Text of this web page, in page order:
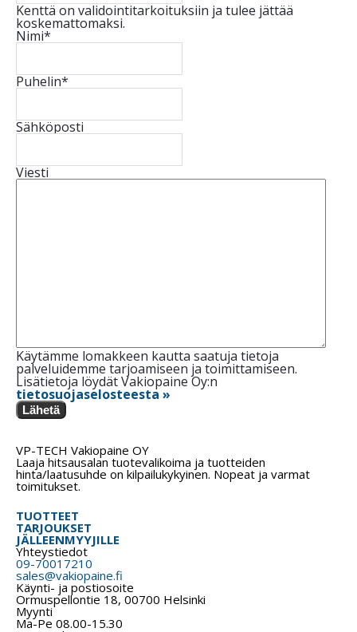
Kenttä on validointitarkoituksiin ja tulee jättää
koskemattomaksi.
Nimi*
Puhelin*
Sähköposti
Viesti
Käytämme lomakkeen kautta saatuja tietoja
palveluidemme tarjoamiseen ja toimittamiseen.
Lisätietoja löydät Vakiopaine Oy:n
tietosuojaselosteesta »
Lähetä
VP-TECH Vakiopaine OY
Laaja hitsausalan tuotevalikoima ja tuotteiden
hinta/laatusuhde on kilpailukykyinen. Nopeat ja varmat
toimitukset.
TUOTTEET
TARJOUKSET
JÄLLEENMYYJILLE
Yhteystiedot
09-70017210
sales@vakiopaine.fi
Käynti- ja postiosoite
Ormuspellontie 18, 00700 Helsinki
Myynti
Ma-Pe 08.00-15.30